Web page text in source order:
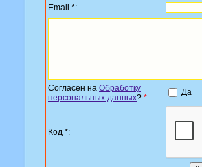
Email *:
Согласен на Обработку
персональных данных? *:
Да
Код *: